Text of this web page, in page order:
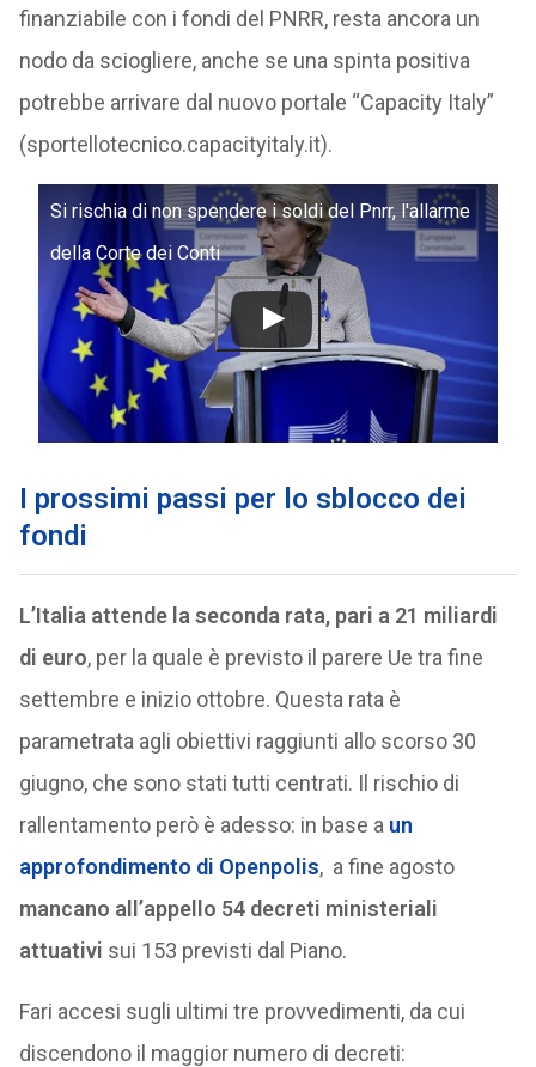
finanziabile con i fondi del PNRR, resta ancora un
nodo da sciogliere, anche se una spinta positiva
potrebbe arrivare dal nuovo portale “Capacity Italy”
(sportellotecnico.capacityitaly.it).
Si rischia di non spendere i soldi del Pnrr, l'allarme
della Corte dei Conti
I prossimi passi per lo sblocco dei
fondi
L’Italia attende la seconda rata, pari a 21 miliardi
di euro, per la quale è previsto il parere Ue tra fine
settembre e inizio ottobre. Questa rata è
parametrata agli obiettivi raggiunti allo scorso 30
giugno, che sono stati tutti centrati. Il rischio di
rallentamento però è adesso: in base a un
approfondimento di Openpolis, a fine agosto
mancano all’appello 54 decreti ministeriali
attuativi sui 153 previsti dal Piano.
Fari accesi sugli ultimi tre provvedimenti, da cui
discendono il maggior numero di decreti: